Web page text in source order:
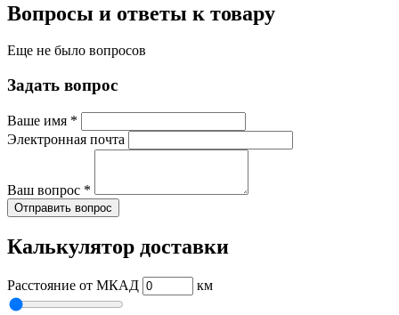
Вопросы и ответы к товару
Еще не было вопросов
Задать вопрос
Ваше имя *
Электронная почта
Ваш вопрос *
Отправить вопрос
Калькулятор доставки
Расстояние от МКАД км